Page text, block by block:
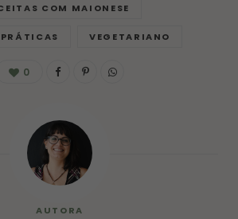
COM MAIONESE
VEGETARIANO
0
AUTORA